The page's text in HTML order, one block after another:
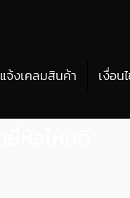
แจ้งเคลมสินค้า เงื่อน